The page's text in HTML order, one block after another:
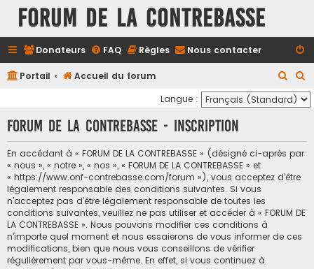
FORUM DE LA CONTREBASSE
Donateurs FAQ Règles Nous contacter
Portail Accueil du forum
e
c
e
c
c
r
Langue :
FORUM DE LA CONTREBASSE - Inscription
En accédant à « FORUM DE LA CONTREBASSE » (désigné ci-après par
« nous », « notre », « nos », « FORUM DE LA CONTREBASSE » et
« https://www.onf-contrebasse.com/forum »), vous acceptez d’être
légalement responsable des conditions suivantes. Si vous
n’acceptez pas d’être légalement responsable de toutes les
conditions suivantes, veuillez ne pas utiliser et accéder à « FORUM DE
LA CONTREBASSE ». Nous pouvons modifier ces conditions à
n’importe quel moment et nous essaierons de vous informer de ces
modifications, bien que nous vous conseillons de vérifier
régulièrement par vous-même. En effet, si vous continuez à